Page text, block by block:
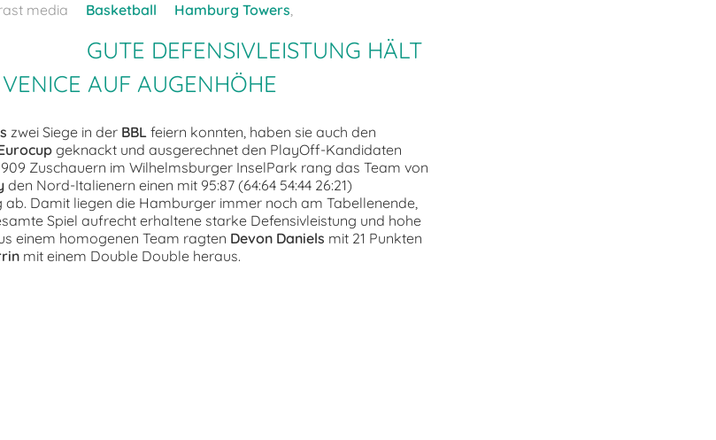
media Basketball Hamburg Towers,
GUTE DEFENSIVLEISTUNG HÄLT
AUF AUGENHÖHE
zwei Siege in der BBL feiern konnten, haben sie auch den
geknackt und ausgerechnet den PlayOff-Kandidaten
Zuschauern im Wilhelmsburger InselPark rang das Team von
den Nord-Italienern einen mit 95:87 (64:64 54:44 26:21)
Damit liegen die Hamburger immer noch am Tabellenende,
Spiel aufrecht erhaltene starke Defensivleistung und hohe
einem homogenen Team ragten Devon Daniels mit 21 Punkten
mit einem Double Double heraus.